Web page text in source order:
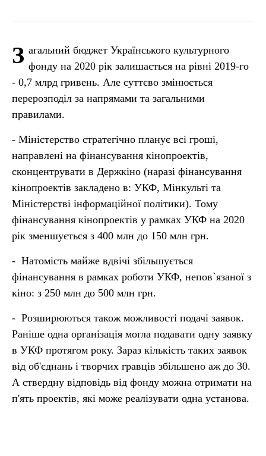
З агальний бюджет Українського культурного
фонду на 2020 рік залишається на рівні 2019-го
- 0,7 млрд гривень. Але суттєво змінюється
перерозподіл за напрямами та загальними
правилами.
- Міністерство стратегічно планує всі гроші,
направлені на фінансування кінопроектів,
сконцентрувати в Держкіно (наразі фінансування
кінопроектів закладено в: УКФ, Мінкульті та
Міністерстві інформаційної політики). Тому
фінансування кінопроектів у рамках УКФ на 2020
рік зменшується з 400 млн до 150 млн грн.
- Натомість майже вдвічі збільшується
фінансування в рамках роботи УКФ, непов`язаної з
кіно: з 250 млн до 500 млн грн.
- Розширюються також можливості подачі заявок.
Раніше одна організація могла подавати одну заявку
в УКФ протягом року. Зараз кількість таких заявок
від об'єднань і творчих гравців збільшено аж до 30.
А ствердну відповідь від фонду можна отримати на
п'ять проектів, які може реалізувати одна установа.